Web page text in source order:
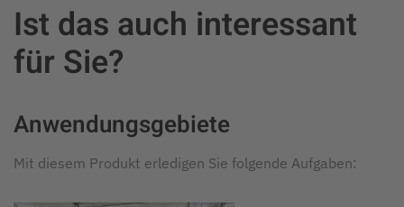
Ist das auch interessant
für Sie?
Anwendungsgebiete
Mit diesem Produkt erledigen Sie folgende Aufgaben: